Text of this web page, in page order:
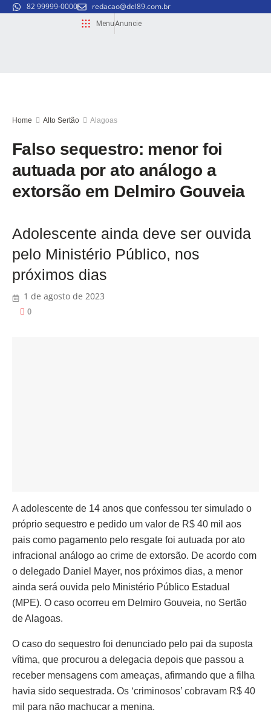
82 99999-0000 redacao@del89.com.br
MenuAnuncie
Home Alto Sertão Alagoas
Falso sequestro: menor foi
autuada por ato análogo a
extorsão em Delmiro Gouveia
Adolescente ainda deve ser ouvida
pelo Ministério Público, nos
próximos dias
1 de agosto de 2023
0
A adolescente de 14 anos que confessou ter simulado o
próprio sequestro e pedido um valor de R$ 40 mil aos
pais como pagamento pelo resgate foi autuada por ato
infracional análogo ao crime de extorsão. De acordo com
o delegado Daniel Mayer, nos próximos dias, a menor
ainda será ouvida pelo Ministério Público Estadual
(MPE). O caso ocorreu em Delmiro Gouveia, no Sertão
de Alagoas.
O caso do sequestro foi denunciado pelo pai da suposta
vítima, que procurou a delegacia depois que passou a
receber mensagens com ameaças, afirmando que a filha
havia sido sequestrada. Os ‘criminosos’ cobravam R$ 40
mil para não machucar a menina.